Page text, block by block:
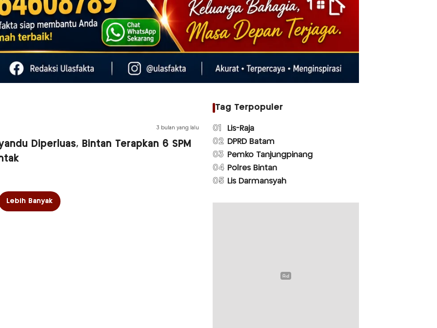
3 bulan yang lalu
Diperluas, Bintan Terapkan 6 SPM
Lebih Banyak
Tag Terpopuler
01 Lis-Raja
02 DPRD Batam
03 Pemko Tanjungpinang
04 Polres Bintan
05 Lis Darmansyah